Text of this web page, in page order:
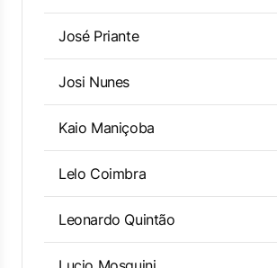
José Priante
Josi Nunes
Kaio Maniçoba
Lelo Coimbra
Leonardo Quintão